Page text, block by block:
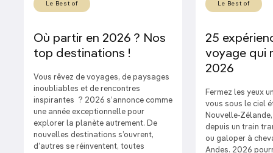
Le Best of
Où partir en 2026 ? Nos
top destinations !
Vous rêvez de voyages, de paysages
inoubliables et de rencontres
inspirantes ? 2026 s’annonce comme
une année exceptionnelle pour
explorer la planète autrement. De
nouvelles destinations s’ouvrent,
d’autres se réinventent, toutes
Le Best of
25
voyage qui
2026
Fermez les yeux
vous sous le ciel
Nouvelle-
depuis un train
ou galoper à
Andes. 2026